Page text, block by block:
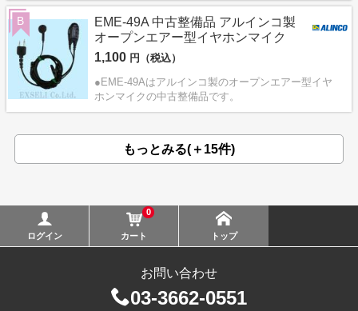
EME-49A 中古整備品 アルインコ製
オープンエアー型イヤホンマイク
1,100 円（税込）
●EME-49Aはアルインコ製のオープンエアー型イヤ
ホンマイクの中古整備品です。
B
もっとみる(＋15件)
ログイン
0
カート トップ
お問い合わせ
03-3662-0551